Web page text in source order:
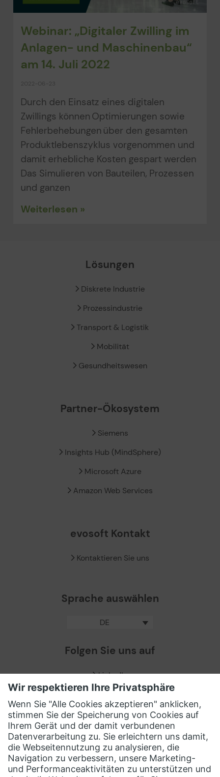
Webinar: „Digitaler Zwilling im
Anlagen- und Maschinenbau“
am 14. Juli 2022
2022-06-23
Durch den Einsatz eines digitalen
Zwillings können Optimierungen sowie
Fehlerbehebungen über den gesamten
Produktlebenszyklus vorgenommen und
damit erhebliche Kosten gespart werden
Das Simulieren von Bauteilen, Prozessen
und ganzen
Weiterlesen »
Lösungen
Diskrete Industrie
Prozessindustrie
Transport & Logistik
Mobilität
Gesundheitswesen
Partner-Ökosystem
Siemens
Insights Hub (MindSphere)
Microsoft Azure
Amazon Web Services
evosoft Kontakt
Kontaktieren Sie uns
Sprache auswählen
DE
Folgen Sie uns auf
LinkedIn
Facebook
X / Twitter
XING